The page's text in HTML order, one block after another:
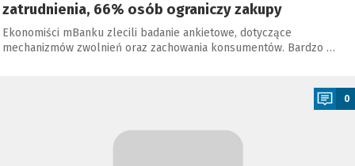
zatrudnienia, 66% osób ograniczy zakupy
Ekonomiści mBanku zlecili badanie ankietowe, dotyczące
mechanizmów zwolnień oraz zachowania konsumentów. Bardzo …
0